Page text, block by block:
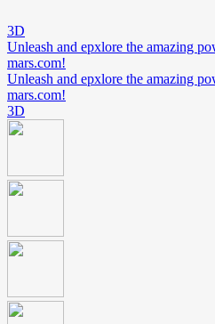
3D
Unleash and epxlore the amazing
mars.com!
Unleash and epxlore the amazing
mars.com!
3D